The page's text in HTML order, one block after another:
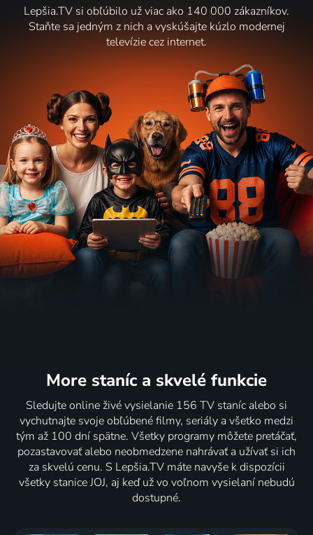
Lepšia.TV si obľúbilo už viac ako 140 000 zákazníkov.
Staňte sa jedným z nich a vyskúšajte kúzlo modernej
televízie cez internet.
More staníc a skvelé funkcie
Sledujte online živé vysielanie 156 TV staníc alebo si
vychutnajte svoje obľúbené filmy, seriály a všetko medzi
tým až 100 dní spätne. Všetky programy môžete pretáčať,
pozastavovať alebo neobmedzene nahrávať a užívať si ich
za skvelú cenu. S Lepšia.TV máte navyše k dispozícii
všetky stanice JOJ, aj keď už vo voľnom vysielaní nebudú
dostupné.